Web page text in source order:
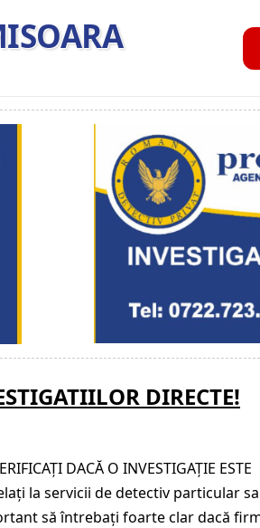
DIRECTE!
DACĂ O INVESTIGAȚIE ESTE
la servicii de detectiv particular
să întrebați foarte clar dacă